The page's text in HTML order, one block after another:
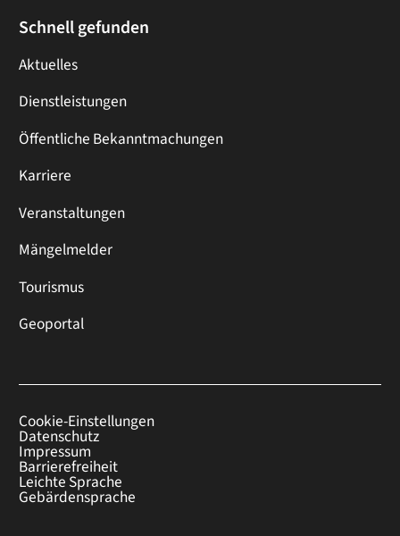
Schnell gefunden
Aktuelles
Dienstleistungen
Öffentliche Bekanntmachungen
Karriere
Veranstaltungen
Mängelmelder
Tourismus
Geoportal
Cookie-Einstellungen
Datenschutz
Impressum
Barrierefreiheit
Leichte Sprache
Gebärdensprache